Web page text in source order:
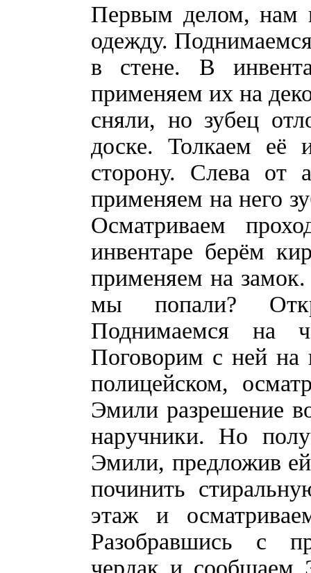
Первым делом, нам
одежду.
в стене. В
применяем их на
сняли, но зубец
доске. Толкаем её
сторону. Слева от
применяем на него
Осматриваем
инвентаре берём
применяем на
мы попали?
Поднимаемся на
Поговорим с ней на
полицейском,
Эмили разрешение
наручники. Но
Эмили, предложив
починить
этаж и
Разобравшись с
чердак и сообщаем